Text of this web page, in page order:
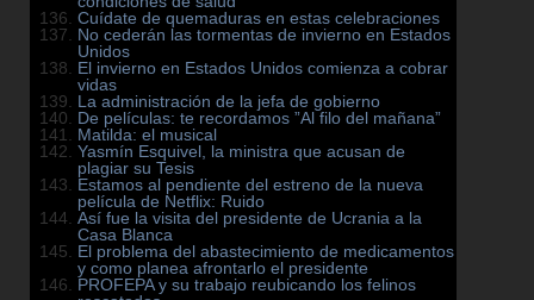
Cuídate de quemaduras en estas celebraciones
No cederán las tormentas de invierno en Estados
Unidos
El invierno en Estados Unidos comienza a cobrar
vidas
La administración de la jefa de gobierno
De películas: te recordamos ”Al filo del mañana”
Matilda: el musical
Yasmín Esquivel, la ministra que acusan de
plagiar su Tesis
Estamos al pendiente del estreno de la nueva
película de Netflix: Ruido
Así fue la visita del presidente de Ucrania a la
Casa Blanca
El problema del abastecimiento de medicamentos
y como planea afrontarlo el presidente
PROFEPA y su trabajo reubicando los felinos